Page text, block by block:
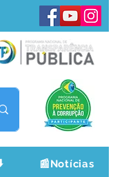
📰Notícias